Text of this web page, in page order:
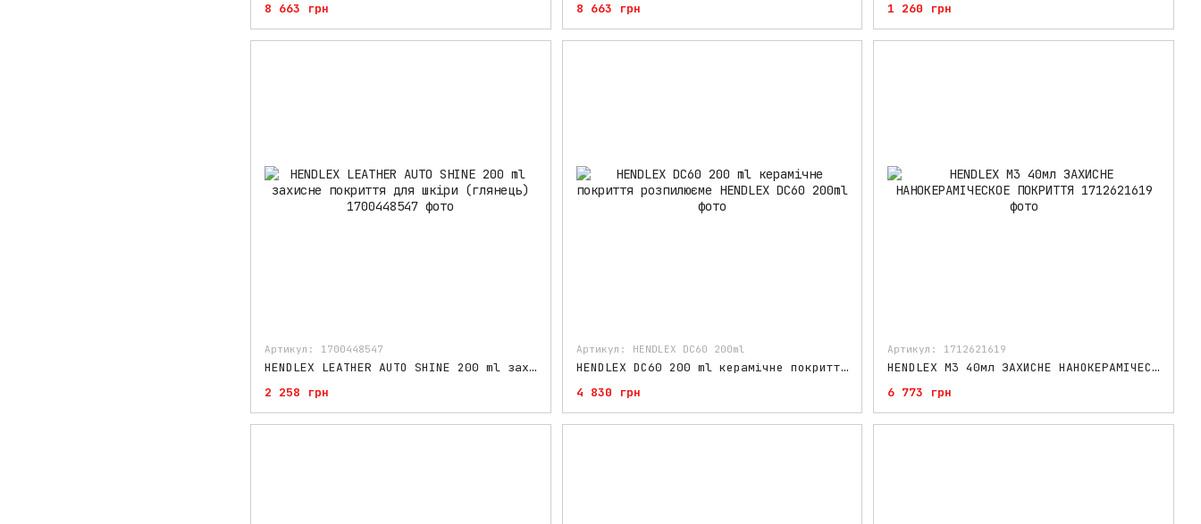
8 663 грн
8 663 грн
1 260 грн
Артикул: 1700448547
HENDLEX LEATHER AUTO SHINE 200 ml захисне покриття для шкіри (глянець)
2 258 грн
Артикул: HENDLEX DC60 200ml
HENDLEX DC60 200 ml керамічне покриття розпилюєме
4 830 грн
Артикул: 1712621619
HENDLEX M3 40мл ЗАХИСНЕ НАНОКЕРАМІЧЕСКОЕ ПОКРИТТЯ
6 773 грн